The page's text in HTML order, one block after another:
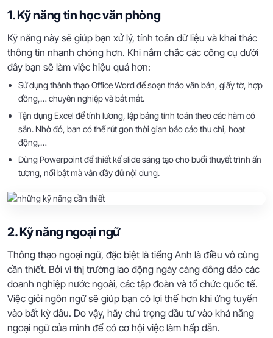
1. Kỹ năng tin học văn phòng
Kỹ năng này sẽ giúp bạn xử lý, tính toán dữ liệu và khai thác
thông tin nhanh chóng hơn. Khi nắm chắc các công cụ dưới
đây bạn sẽ làm việc hiệu quả hơn:
Sử dụng thành thạo Office Word để soạn thảo văn bản, giấy tờ, hợp
đồng,… chuyên nghiệp và bắt mắt.
Tận dụng Excel để tính lương, lập bảng tính toán theo các hàm có
sẵn. Nhờ đó, bạn có thể rút gọn thời gian báo cáo thu chi, hoạt
động,…
Dùng Powerpoint để thiết kế slide sáng tạo cho buổi thuyết trình ấn
tượng, nổi bật mà vẫn đầy đủ nội dung.
2. Kỹ năng ngoại ngữ
Thông thạo ngoại ngữ, đặc biệt là tiếng Anh là điều vô cùng
cần thiết. Bởi vì thị trường lao động ngày càng đông đảo các
doanh nghiệp nước ngoài, các tập đoàn và tổ chức quốc tế.
Việc giỏi ngôn ngữ sẽ giúp bạn có lợi thế hơn khi ứng tuyển
vào bất kỳ đâu. Do vậy, hãy chú trọng đầu tư vào khả năng
ngoại ngữ của mình để có cơ hội việc làm hấp dẫn.